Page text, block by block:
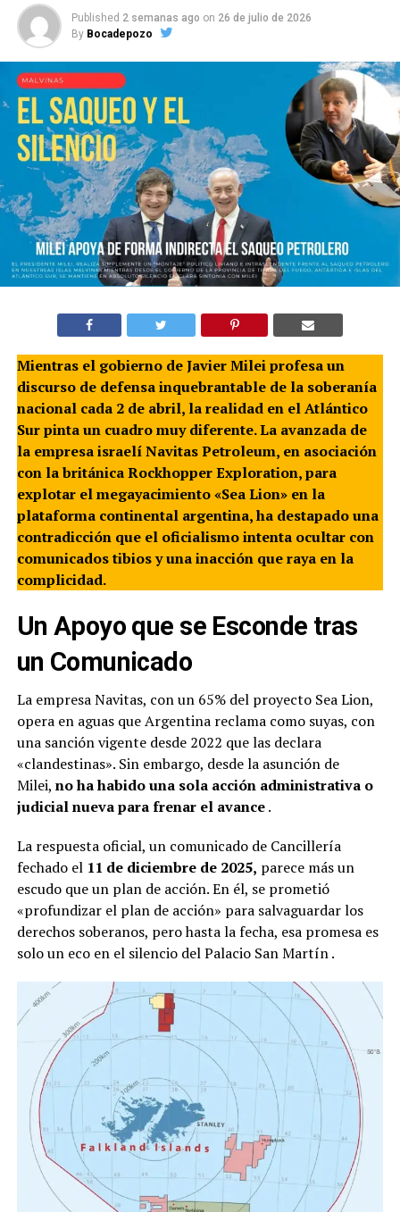
Published 2 semanas ago on 26 de julio de 2026
By Bocadepozo
Mientras el gobierno de Javier Milei profesa un
discurso de defensa inquebrantable de la soberanía
nacional cada 2 de abril, la realidad en el Atlántico
Sur pinta un cuadro muy diferente. La avanzada de
la empresa israelí Navitas Petroleum, en asociación
con la británica Rockhopper Exploration, para
explotar el megayacimiento «Sea Lion» en la
plataforma continental argentina, ha destapado una
contradicción que el oficialismo intenta ocultar con
comunicados tibios y una inacción que raya en la
complicidad.
Un Apoyo que se Esconde tras
un Comunicado
La empresa Navitas, con un 65% del proyecto Sea Lion,
opera en aguas que Argentina reclama como suyas, con
una sanción vigente desde 2022 que las declara
«clandestinas». Sin embargo, desde la asunción de
Milei, no ha habido una sola acción administrativa o
judicial nueva para frenar el avance.
La respuesta oficial, un comunicado de Cancillería
fechado el 11 de diciembre de 2025, parece más un
escudo que un plan de acción. En él, se prometió
«profundizar el plan de acción» para salvaguardar los
derechos soberanos, pero hasta la fecha, esa promesa es
solo un eco en el silencio del Palacio San Martín.